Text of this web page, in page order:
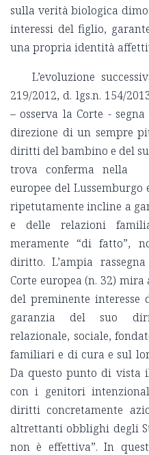
sulla verità biologica
interessi del figlio,
una propria identità
L’evoluzione
219/2012, d. lgs.n. 154/
– osserva la Corte -
direzione di un sempre
diritti del bambino e del
trova conferma nella
europee del
ripetutamente incline a
e delle relazioni
meramente “di fatto”,
diritto. L’ampia
Corte europea (n. 32)
del preminente interesse
garanzia del suo
relazionale, sociale,
familiari e di cura e sul
Da questo punto di vista
con i genitori
diritti concretamente
altrettanti obblighi degli
non è effettiva”. In